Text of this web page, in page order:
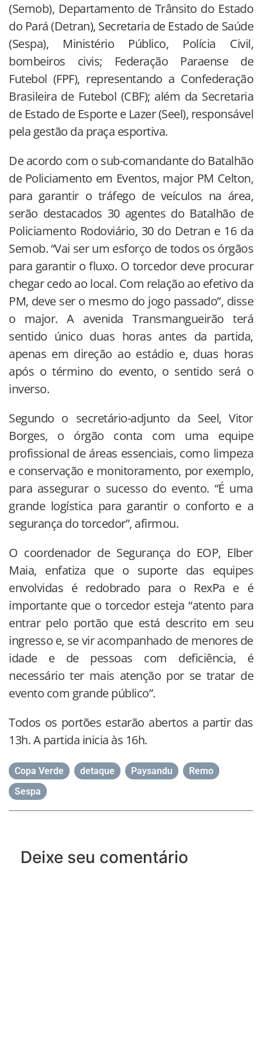
(Semob), Departamento de Trânsito do Estado
do Pará (Detran), Secretaria de Estado de Saúde
(Sespa), Ministério Público, Polícia Civil,
bombeiros civis; Federação Paraense de
Futebol (FPF), representando a Confederação
Brasileira de Futebol (CBF); além da Secretaria
de Estado de Esporte e Lazer (Seel), responsável
pela gestão da praça esportiva.
De acordo com o sub-comandante do Batalhão
de Policiamento em Eventos, major PM Celton,
para garantir o tráfego de veículos na área,
serão destacados 30 agentes do Batalhão de
Policiamento Rodoviário, 30 do Detran e 16 da
Semob. “Vai ser um esforço de todos os órgãos
para garantir o fluxo. O torcedor deve procurar
chegar cedo ao local. Com relação ao efetivo da
PM, deve ser o mesmo do jogo passado”, disse
o major. A avenida Transmangueirão terá
sentido único duas horas antes da partida,
apenas em direção ao estádio e, duas horas
após o término do evento, o sentido será o
inverso.
Segundo o secretário-adjunto da Seel, Vitor
Borges, o órgão conta com uma equipe
profissional de áreas essenciais, como limpeza
e conservação e monitoramento, por exemplo,
para assegurar o sucesso do evento. “É uma
grande logística para garantir o conforto e a
segurança do torcedor”, afirmou.
O coordenador de Segurança do EOP, Elber
Maia, enfatiza que o suporte das equipes
envolvidas é redobrado para o RexPa e é
importante que o torcedor esteja “atento para
entrar pelo portão que está descrito em seu
ingresso e, se vir acompanhado de menores de
idade e de pessoas com deficiência, é
necessário ter mais atenção por se tratar de
evento com grande público”.
Todos os portões estarão abertos a partir das
13h. A partida inicia às 16h.
Copa Verde detaque Paysandu Remo
Sespa
Deixe seu comentário